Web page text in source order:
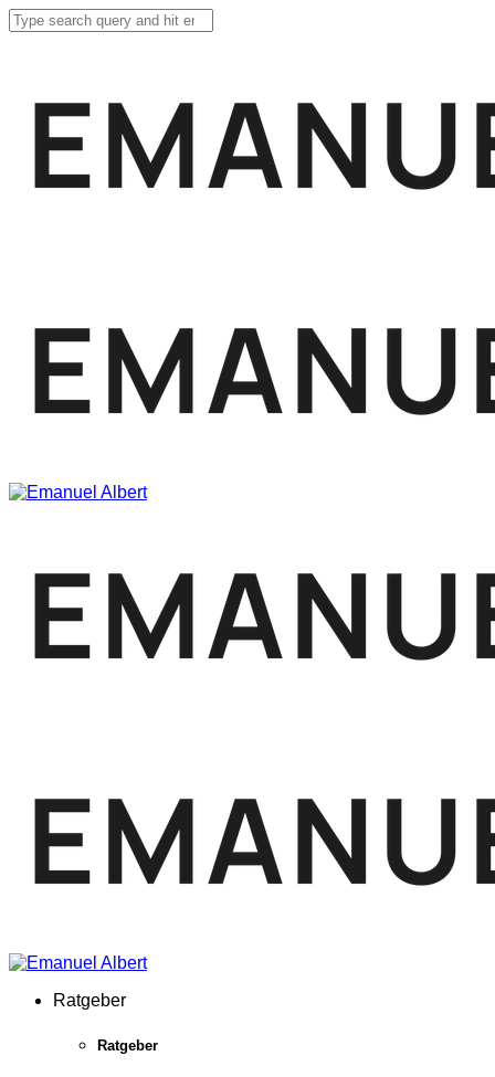
Ratgeber
Ratgeber